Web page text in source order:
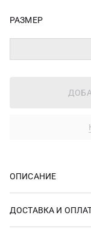
РАЗМЕР
ОПИСАНИЕ
ДОСТАВКА И